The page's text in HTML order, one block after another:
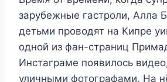
зарубежные гастроли, Алла
детьми проводят на Кипре
одной из фан-страниц
Инстаграме появилось
уличными фотографами. На